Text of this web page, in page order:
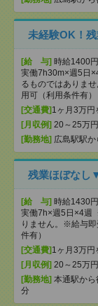
未経験OK！
[給 与] 時給1400
実働7h30m×週5日
るものではありま
用可（利用条件有）
[交通費] 1ヶ月3万円
[月収例] 20～25万円
[勤務地] 広島駅駅
残業ほぼなし
[給 与] 時給1430
実働7h×週5日×4週
りません。※給与即
件有）
[交通費] 1ヶ月3万円
[月収例] 20～25万円
[勤務地] 本通駅か
分